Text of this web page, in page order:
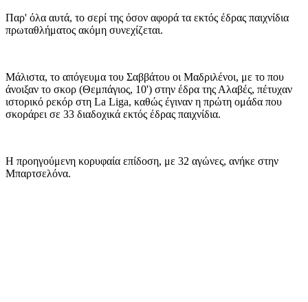
Παρ' όλα αυτά, το σερί της όσον αφορά τα εκτός έδρας παιχνίδια
πρωταθλήματος ακόμη συνεχίζεται.
Μάλιστα, το απόγευμα του Σαββάτου οι Μαδριλένοι, με το που
άνοιξαν το σκορ (Θεμπάγιος, 10') στην έδρα της Αλαβές, πέτυχαν
ιστορικό ρεκόρ στη La Liga, καθώς έγιναν η πρώτη ομάδα που
σκοράρει σε 33 διαδοχικά εκτός έδρας παιχνίδια.
Η προηγούμενη κορυφαία επίδοση, με 32 αγώνες, ανήκε στην
Μπαρτσελόνα.